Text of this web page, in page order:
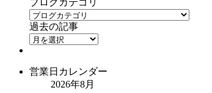
ブログカテゴリ
過去の記事
営業日カレンダー
2026年8月